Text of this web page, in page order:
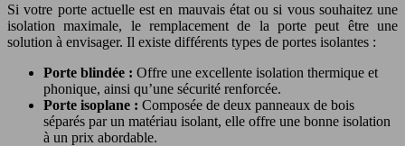
Si votre porte actuelle est en mauvais état ou si vous souhaitez une
isolation maximale, le remplacement de la porte peut être une
solution à envisager. Il existe différents types de portes isolantes :
Porte blindée : Offre une excellente isolation thermique et
phonique, ainsi qu’une sécurité renforcée.
Porte isoplane : Composée de deux panneaux de bois
séparés par un matériau isolant, elle offre une bonne isolation
à un prix abordable.